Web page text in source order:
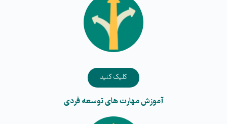
کلیک کنید
آموزش مهارت های توسعه فردی